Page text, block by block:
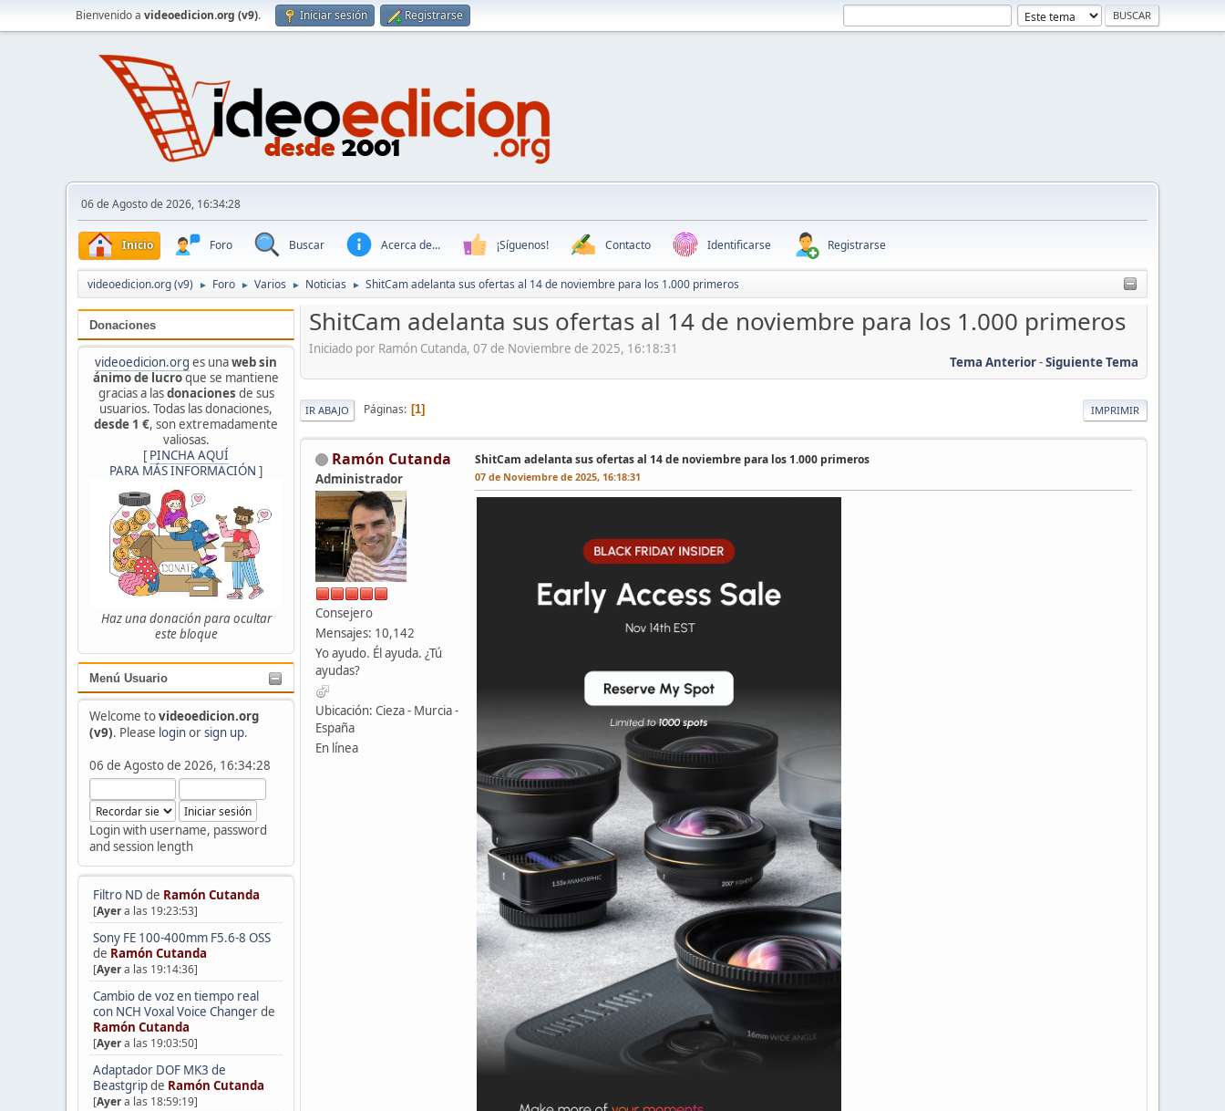
Bienvenido a videoedicion.org (v9). Iniciar sesión Registrarse
06 de Agosto de 2026, 16:34:28
Inicio Foro Buscar Acerca de... ¡Síguenos! Contacto Identificarse Registrarse
videoedicion.org (v9) ► Foro ► Varios ► Noticias ► ShitCam adelanta sus ofertas al 14 de noviembre para los 1.000 primeros
Donaciones
videoedicion.org es unaweb sin
ánimo de lucroque se mantiene
gracias a lasdonaciones de sus
usuarios. Todas las donaciones,
desde 1 €, son extremadamente
valiosas.
[ PINCHA AQUÍ
PARA MÁS INFORMACIÓN ]
Haz una donación para ocultar
este bloque
Menú Usuario
Welcome tovideoedicion.org
(v9). Please loginorsign up.
06 de Agosto de 2026, 16:34:28
Login with username, password
and session length
Filtro ND de Ramón Cutanda
[Ayera las 19:23:53]
Sony FE 100-400mm F5.6-8 OSS
de Ramón Cutanda
[Ayera las 19:14:36]
Cambio de voz en tiempo real
con NCH Voxal Voice Changerde
Ramón Cutanda
[Ayera las 19:03:50]
Adaptador DOF MK3 de
Beastgripde Ramón Cutanda
[Ayera las 18:59:19]
ShitCam adelanta sus ofertas al 14 de noviembre para los 1.000 primeros
Iniciado por Ramón Cutanda, 07 de Noviembre de 2025, 16:18:31
Tema Anterior-Siguiente Tema
IMPRIMIR
IR ABAJO Páginas 1
Ramón Cutanda
Administrador
Consejero
Mensajes: 10,142
Yo ayudo. Él ayuda. ¿Tú
ayudas?
Ubicación: Cieza - Murcia -
España
En línea
ShitCam adelanta sus ofertas al 14 de noviembre para los 1.000 primeros
07 de Noviembre de 2025, 16:18:31